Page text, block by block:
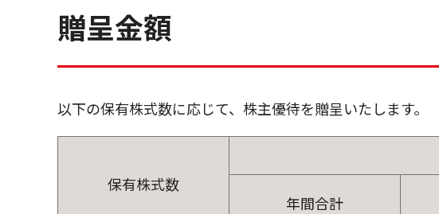
贈呈金額
以下の保有株式数に応じて、株主優待を贈呈いたします。
保有株式数
年間合計